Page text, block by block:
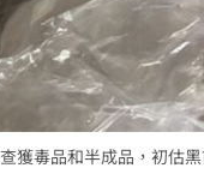
獲毒品和半成品，初估